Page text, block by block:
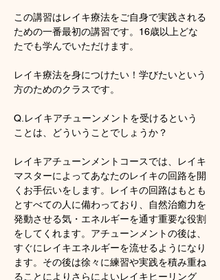
この講習はレイキ療法をご自身で実践される
ための一番最初の講習です。16歳以上どな
たでも学んでいただけます。
レイキ療法を身につけたい！学びたいという
方のためのクラスです。
Q.レイキアチューンメントを受けるという
ことは、どういうことでしょうか？
レイキアチューンメントコースでは、レイキ
マスターによってあなたのレイキの回路を開
くお手伝いをします。レイキの回路はもとも
とすべての人に備わっており、自然治癒力を
発動させる気・エネルギーを通す重要な役割
をしてくれます。アチューンメントの後は、
すぐにレイキエネルギーを流せるようになり
ます。その後は徐々に練習や実践を積み重ね
ることによりさらによいレイキヒーリング